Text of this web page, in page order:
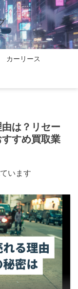
カーリース
は？リセー
すめ買取業
います